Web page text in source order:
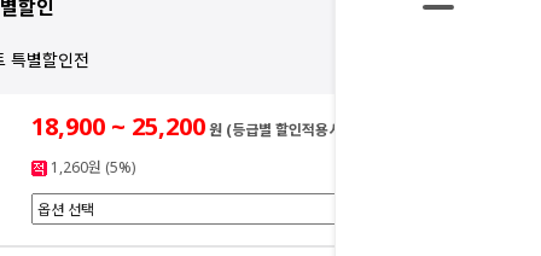
할인
특별할인전
18,900 ~ 25,200원 (등급별 할인적용시)
1,260원 (5%)